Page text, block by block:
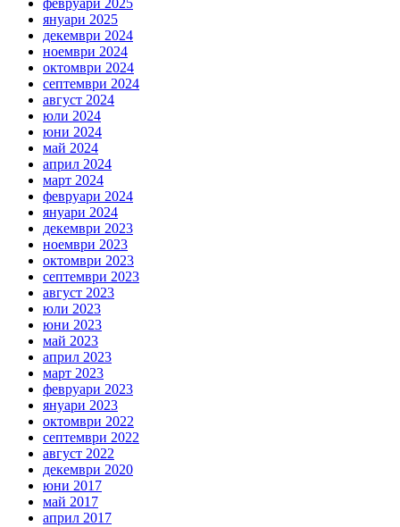
февруари 2025
януари 2025
декември 2024
ноември 2024
октомври 2024
септември 2024
август 2024
юли 2024
юни 2024
май 2024
април 2024
март 2024
февруари 2024
януари 2024
декември 2023
ноември 2023
октомври 2023
септември 2023
август 2023
юли 2023
юни 2023
май 2023
април 2023
март 2023
февруари 2023
януари 2023
октомври 2022
септември 2022
август 2022
декември 2020
юни 2017
май 2017
април 2017